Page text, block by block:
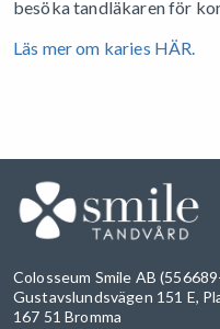
besöka tandläkaren för
Läs mer om karies HÄR.
Colosseum Smile AB
Gustavslundsvägen 151 E,
167 51 Bromma